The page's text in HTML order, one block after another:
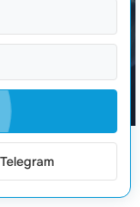
с SEO
Telegram